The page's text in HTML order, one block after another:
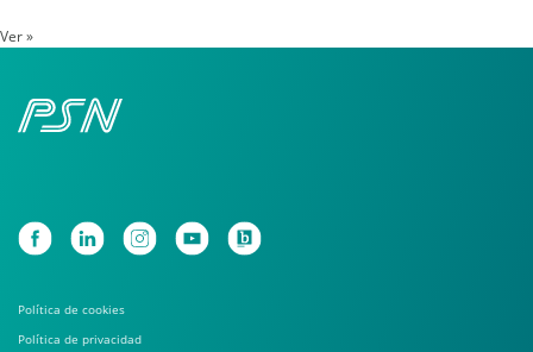
Ver »
Política de cookies
Política de privacidad